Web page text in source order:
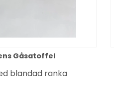
Gåsatoffel
blandad ranka